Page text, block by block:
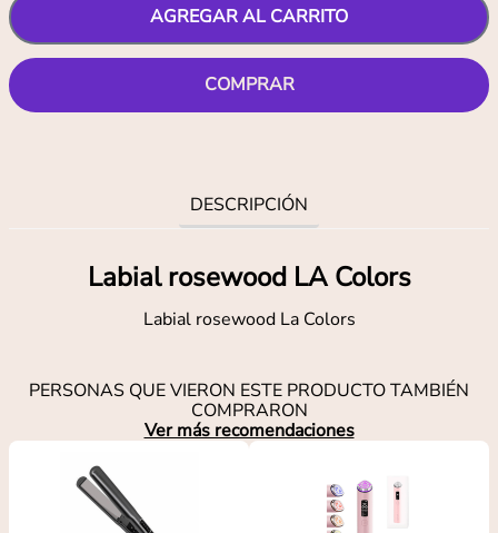
AGREGAR AL CARRITO
COMPRAR
DESCRIPCIÓN
Labial rosewood LA Colors
Labial rosewood La Colors
PERSONAS QUE VIERON ESTE PRODUCTO TAMBIÉN
COMPRARON
Ver más recomendaciones